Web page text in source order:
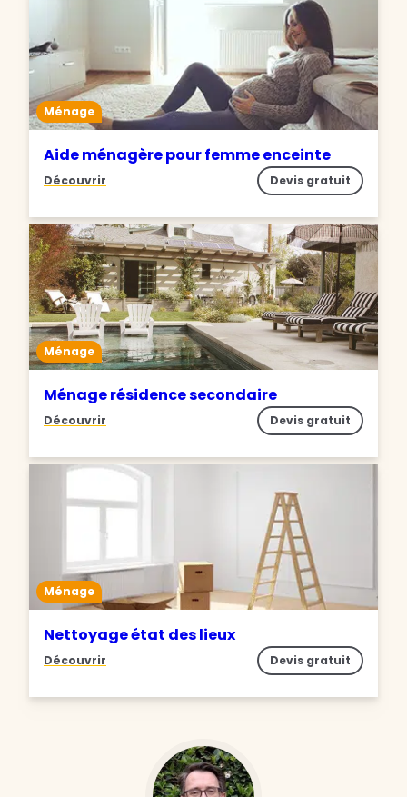
Ménage
Aide ménagère pour femme enceinte
Découvrir Devis gratuit
Ménage
Ménage résidence secondaire
Découvrir Devis gratuit
Ménage
Nettoyage état des lieux
Découvrir Devis gratuit